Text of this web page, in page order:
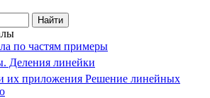
по частям примеры
Деления линейки
их приложения Решение линейных